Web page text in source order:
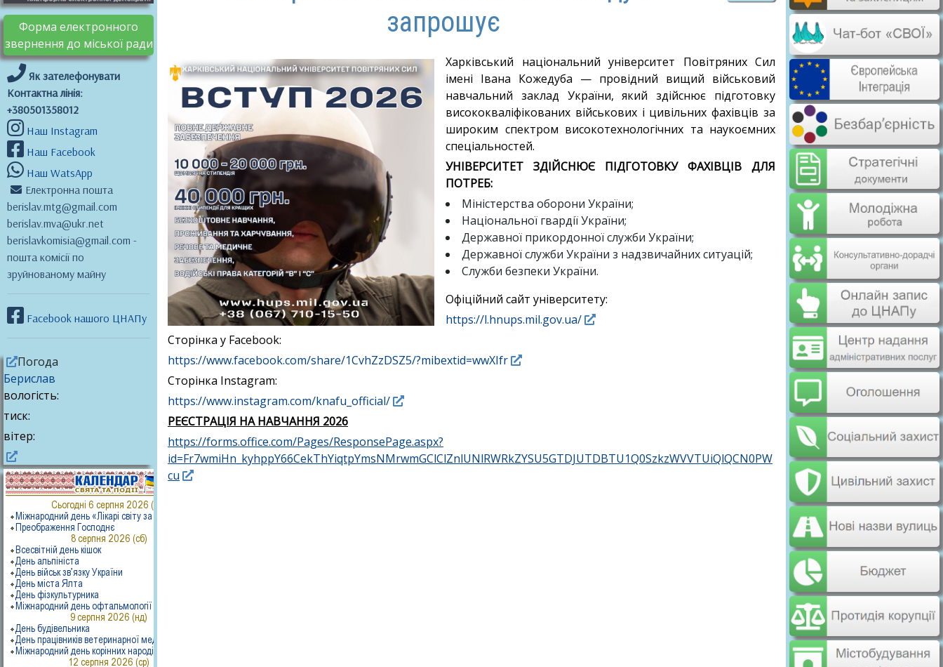
Форма електронного
звернення до міської ради
Як зателефонувати
Контактна лінія:
+380501358012
Наш Instagram
Наш Facebook
Наш WatsApp
Електронна пошта
berislav.mtg@gmail.com
berislav.mva@ukr.net
berislavkomisia@gmail.com -
пошта комісії по
зруйнованому майну
Facebook нашого ЦНАПу
Погода
Берислав
вологість:
тиск:
вітер:
запрошує
Харківський національний університет Повітряних Сил
імені Івана Кожедуба — провідний вищий військовий
навчальний заклад України, який здійснює підготовку
висококваліфікованих військових і цивільних фахівців за
широким спектром високотехнологічних та наукоємних
спеціальностей.
УНІВЕРСИТЕТ ЗДІЙСНЮЄ ПІДГОТОВКУ ФАХІВЦІВ ДЛЯ
ПОТРЕБ:
Міністерства оборони України;
Національної гвардії України;
Державної прикордонної служби України;
Державної служби України з надзвичайних ситуацій;
Служби безпеки України.
Офіційний сайт університету:
https://l.hnups.mil.gov.ua/
Сторінка у Facebook:
https://www.facebook.com/share/1CvhZzDSZ5/?mibextid=wwXIfr
Сторінка Instagram:
https://www.instagram.com/knafu_official/
РЕЄСТРАЦІЯ НА НАВЧАННЯ 2026
https://forms.office.com/Pages/ResponsePage.aspx?
id=Fr7wmiHn_kyhppY66CekThYiqtpYmsNMrwmGClClZnlUNlRWRkZYSU5GTDJUTDBTU1Q0SzkzWVVTUiQlQCN0PW
cu